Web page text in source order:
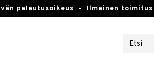
palautusoikeus - Ilmainen